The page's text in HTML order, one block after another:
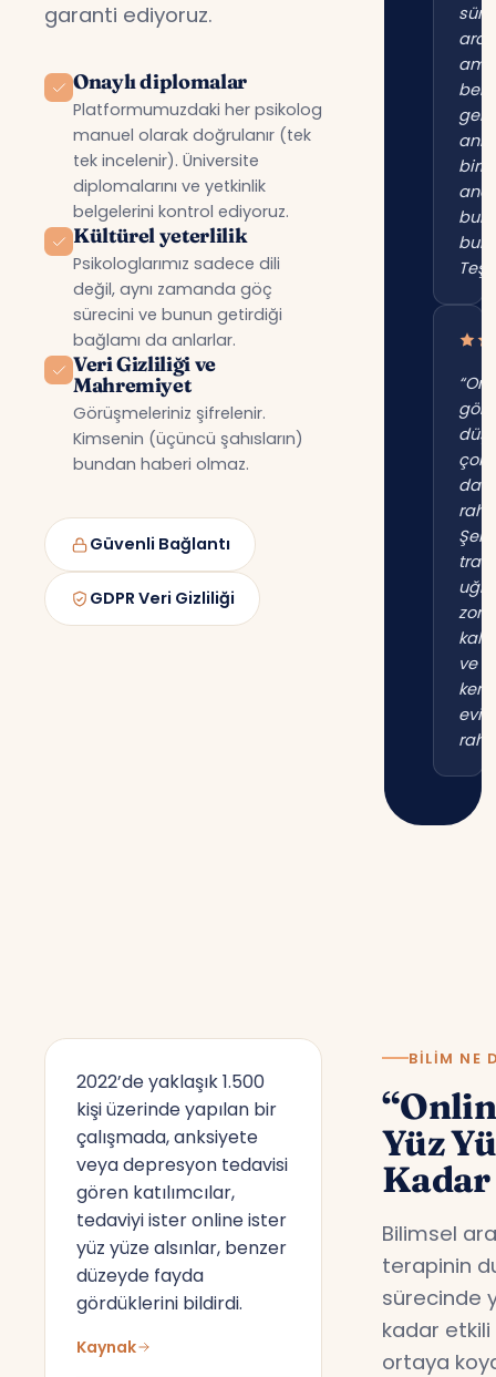
garanti ediyoruz.
Onaylı diplomalar
Platformumuzdaki her psikolog
manuel olarak doğrulanır (tek
tek incelenir). Üniversite
diplomalarını ve yetkinlik
belgelerini kontrol ediyoruz.
Kültürel yeterlilik
Psikologlarımız sadece dili
değil, aynı zamanda göç
sürecini ve bunun getirdiği
bağlamı da anlarlar.
Veri Gizliliği ve
Mahremiyet
Görüşmeleriniz şifrelenir.
Kimsenin (üçüncü şahısların)
bundan haberi olmaz.
Güvenli Bağlantı
GDPR Veri Gizliliği
süre
beni
çok
ve
2022’de yaklaşık 1.500
kişi üzerinde yapılan bir
çalışmada, anksiyete
veya depresyon tedavisi
gören katılımcılar,
tedaviyi ister online ister
yüz yüze alsınlar, benzer
düzeyde fayda
gördüklerini bildirdi.
Kaynak
BILIM NE
Yüz
Bilimsel
terapinin
sürecinde
kadar
ortaya